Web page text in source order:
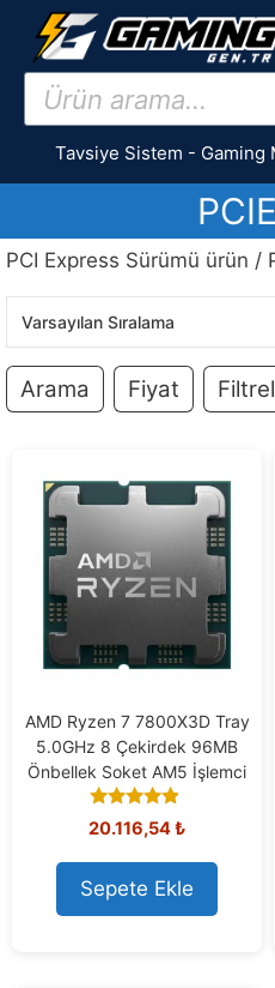
İçeriğe
Products
search
Tavsiye Sistem - Gaming
PCI Express Sürümü ürün /
Arama Fiyat
AMD Ryzen 7 7800X3D Tray
5.0GHz 8 Çekirdek 96MB
Önbellek Soket AM5 İşlemci
4.71
out of 5
20.116,54₺
Sepete Ekle